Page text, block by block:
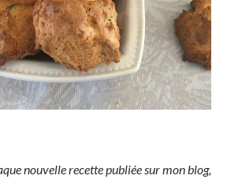
nouvelle recette publiée sur mon blog,